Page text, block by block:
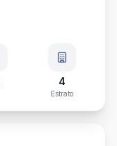
4
Estrato